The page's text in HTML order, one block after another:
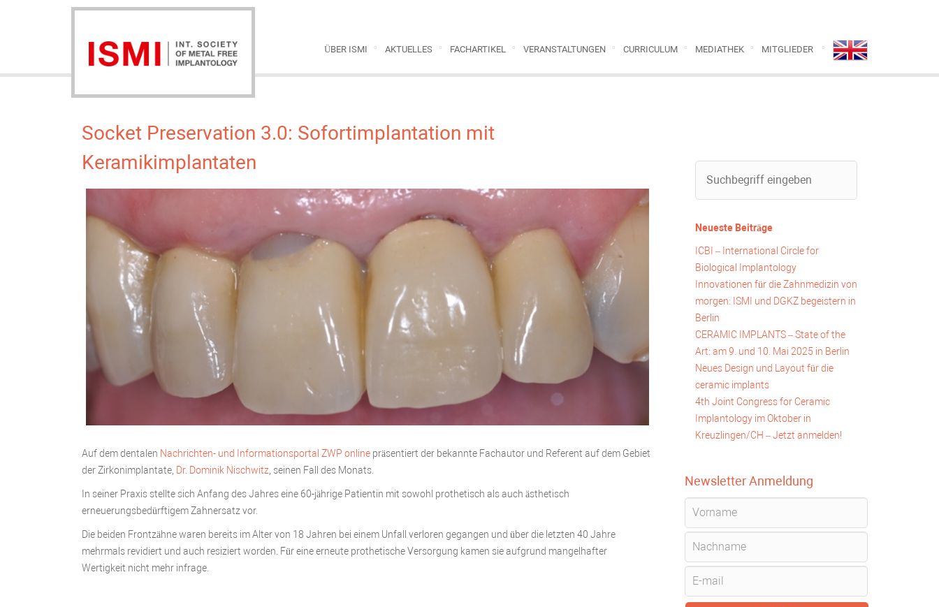
ÜBER ISMI AKTUELLES FACHARTIKEL VERANSTALTUNGEN CURRICULUM MEDIATHEK MITGLIEDER
Socket Preservation 3.0: Sofortimplantation mit
Keramikimplantaten
Auf dem dentalen Nachrichten- und Informationsportal ZWP online präsentiert der bekannte Fachautor und Referent auf dem Gebiet
der Zirkonimplantate, Dr. Dominik Nischwitz , seinen Fall des Monats.
In seiner Praxis stellte sich Anfang des Jahres eine 60-jährige Patientin mit sowohl prothetisch als auch ästhetisch
erneuerungsbedürftigem Zahnersatz vor.
Die beiden Frontzähne waren bereits im Alter von 18 Jahren bei einem Unfall verloren gegangen und über die letzten 40 Jahre
mehrmals revidiert und auch resiziert worden. Für eine erneute prothetische Versorgung kamen sie aufgrund mangelhafter
Wertigkeit nicht mehr infrage.
Neueste Beiträge
ICBI – International Circle for
Biological Implantology
Innovationen für die Zahnmedizin von
morgen: ISMI und DGKZ begeistern in
Berlin
CERAMIC IMPLANTS – State of the
Art: am 9. und 10. Mai 2025 in Berlin
Neues Design und Layout für die
ceramic implants
4th Joint Congress for Ceramic
Implantology im Oktober in
Kreuzlingen/CH – Jetzt anmelden!
Newsletter Anmeldung